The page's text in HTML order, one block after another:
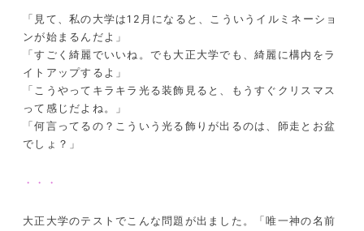
「見て、私の大学は12月になると、こういうイルミネーショ
ンが始まるんだよ」
「すごく綺麗でいいね。でも大正大学でも、綺麗に構内をラ
イトアップするよ」
「こうやってキラキラ光る装飾見ると、もうすぐクリスマス
って感じだよね。」
「何言ってるの？こういう光る飾りが出るのは、師走とお盆
でしょ？」
・・・
大正大学のテストでこんな問題が出ました。「唯一神の名前